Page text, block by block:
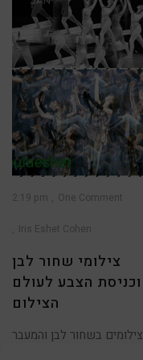
2:19 pm One Comment
Iris Eshet Cohen
צילומי שחור לבן
וכניסת הצבע לעולם
הצילום
צילומים בשחור לבן והמעבר